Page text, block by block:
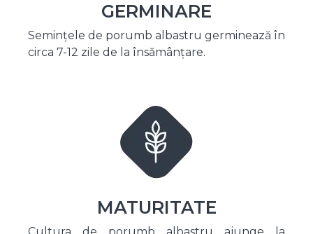
GERMINARE
Semințele de porumb albastru germinează în
circa 7-12 zile de la însămânțare.
MATURITATE